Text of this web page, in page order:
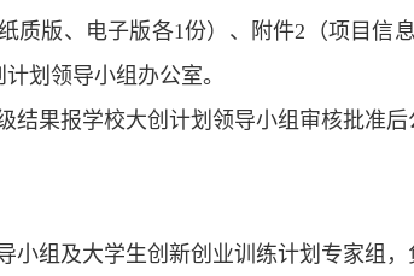
质版、电子版各1份）、附件2（项目信
划领导小组办公室。
果报学校大创计划领导小组审核批准
组及大学生创新创业训练计划专家组